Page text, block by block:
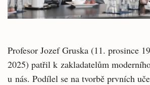
Profesor Jozef Gruska (11. prosince
2025) patřil k zakladatelům
u nás. Podílel se na tvorbě prvních